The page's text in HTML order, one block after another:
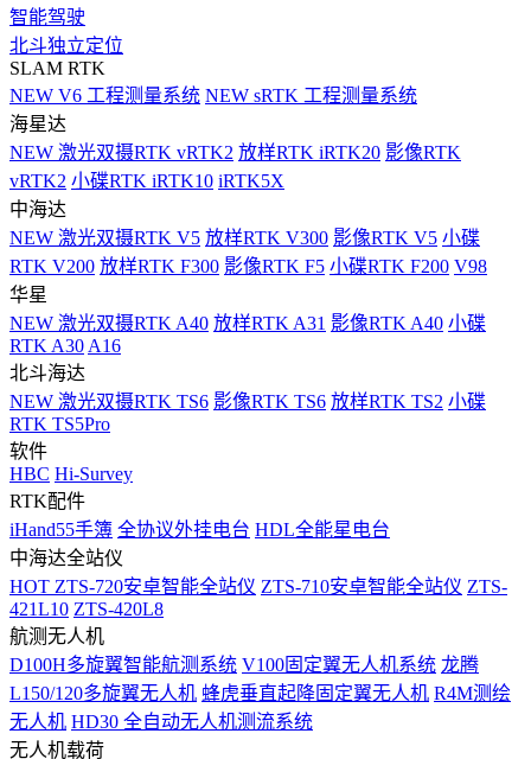
智能驾驶
北斗独立定位
SLAM RTK
NEW V6 工程测量系统 NEW sRTK 工程测量系统
海星达
NEW 激光双摄RTK vRTK2 放样RTK iRTK20 影像RTK
vRTK2 小碟RTK iRTK10 iRTK5X
中海达
NEW 激光双摄RTK V5 放样RTK V300 影像RTK V5 小碟
RTK V200 放样RTK F300 影像RTK F5 小碟RTK F200 V98
华星
NEW 激光双摄RTK A40 放样RTK A31 影像RTK A40 小碟
RTK A30 A16
北斗海达
NEW 激光双摄RTK TS6 影像RTK TS6 放样RTK TS2 小碟
RTK TS5Pro
软件
HBC Hi-Survey
RTK配件
iHand55手簿 全协议外挂电台 HDL全能星电台
中海达全站仪
HOT ZTS-720安卓智能全站仪 ZTS-710安卓智能全站仪 ZTS-
421L10 ZTS-420L8
航测无人机
D100H多旋翼智能航测系统 V100固定翼无人机系统 龙腾
L150/120多旋翼无人机 蜂虎垂直起降固定翼无人机 R4M测绘
无人机 HD30 全自动无人机测流系统
无人机载荷